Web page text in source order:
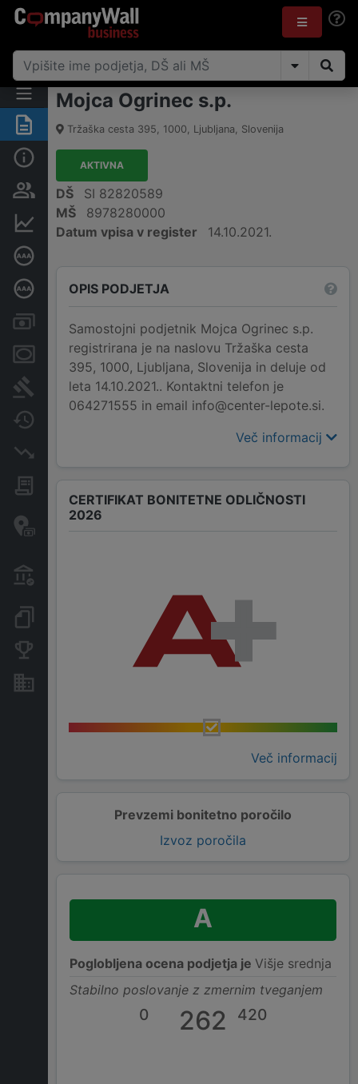
Povzetek
Odgovorne osebe in lastništvo
Poglobljena bonitetna ocena
Računi in blokade
Zastavne pravice
Sodni postopki
Javna naročila
Davčne oaze in sumljive
transakcije
Konkurenčna podjetja
Mojca Ogrinec s.p.
Tržaška cesta 395, 1000, Ljubljana, Slovenija
AKTIVNA
DŠ
SI 82820589
MŠ
8978280000
Datum vpisa v register
14.10.2021.
OPIS PODJETJA
Samostojni podjetnik Mojca Ogrinec s.p.
registrirana je na naslovu Tržaška cesta
395, 1000, Ljubljana, Slovenija in deluje od
leta 14.10.2021.. Kontaktni telefon je
064271555 in email info@center-lepote.si.
Več informacij
CERTIFIKAT BONITETNE ODLIČNOSTI
2026
Več informacij
Prevzemi bonitetno poročilo
Izvoz poročila
A
Poglobljena ocena podjetja je Višje srednja
Stabilno poslovanje z zmernim tveganjem
0 262 420